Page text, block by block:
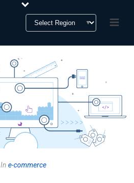
In e-commerce